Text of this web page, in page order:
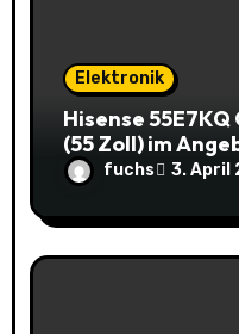
Elektronik
Hisense 55E7KQ
(55 Zoll) im
145,85€!
fuchs 3. April